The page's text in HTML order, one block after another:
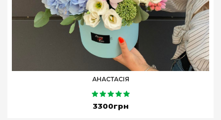
АНАСТАСІЯ
3300грн